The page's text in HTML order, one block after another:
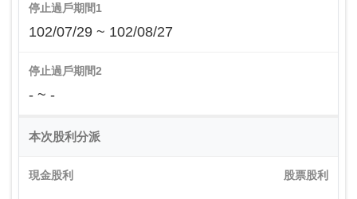
停止過戶期間1
102/07/29 ~ 102/08/27
停止過戶期間2
- ~ -
本次股利分派
現金股利 股票股利